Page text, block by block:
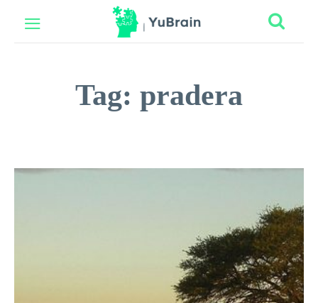
Tag: pradera